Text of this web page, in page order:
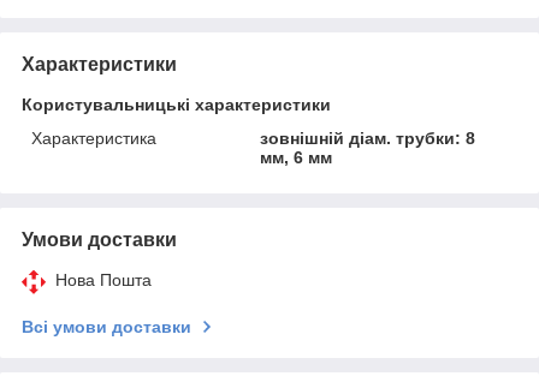
Характеристики
Користувальницькі характеристики
Характеристика
зовнішній діам. трубки: 8
мм, 6 мм
Умови доставки
Нова Пошта
Всі умови доставки